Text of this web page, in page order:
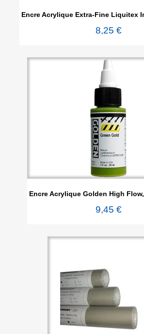
Encre Acrylique Extra-Fine Liquitex
8,25 €
Encre Acrylique Golden High
9,45 €